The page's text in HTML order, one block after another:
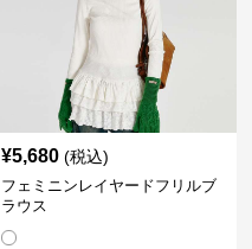
¥5,680 (税込)
フェミニンレイヤードフリルブ
ラウス